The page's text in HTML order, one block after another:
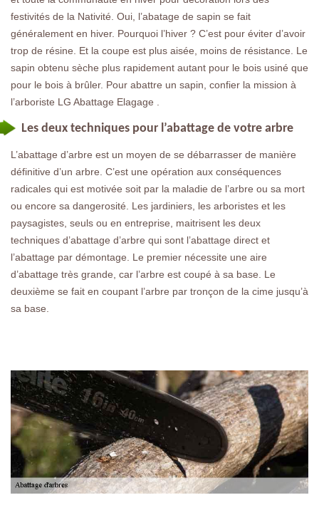
festivités de la Nativité. Oui, l’abatage de sapin se fait
généralement en hiver. Pourquoi l’hiver ? C’est pour éviter d’avoir
trop de résine. Et la coupe est plus aisée, moins de résistance. Le
sapin obtenu sèche plus rapidement autant pour le bois usiné que
pour le bois à brûler. Pour abattre un sapin, confier la mission à
l’arboriste LG Abattage Elagage .
Les deux techniques pour l’abattage de votre arbre
L’abattage d’arbre est un moyen de se débarrasser de manière
définitive d’un arbre. C’est une opération aux conséquences
radicales qui est motivée soit par la maladie de l’arbre ou sa mort
ou encore sa dangerosité. Les jardiniers, les arboristes et les
paysagistes, seuls ou en entreprise, maitrisent les deux
techniques d’abattage d’arbre qui sont l’abattage direct et
l’abattage par démontage. Le premier nécessite une aire
d’abattage très grande, car l’arbre est coupé à sa base. Le
deuxième se fait en coupant l’arbre par tronçon de la cime jusqu’à
sa base.